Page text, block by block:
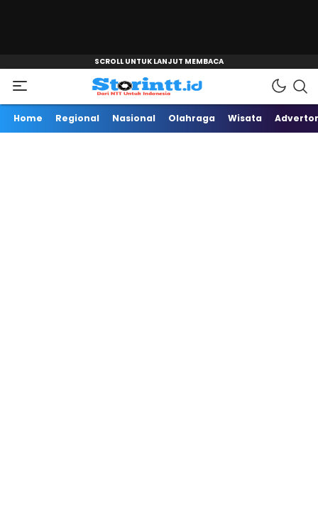
"
Storintt
Dari NTT Untuk Indonesia
Home Regional Nasional Olahraga Wisata